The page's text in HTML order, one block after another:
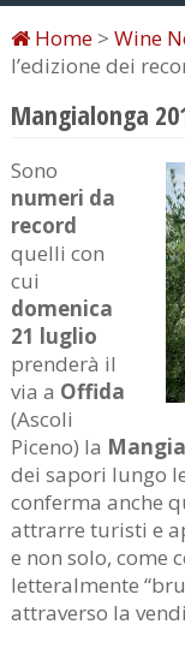
Home> Wine
l’edizione dei
Mangialonga
Sono
numeri da
record
quelli con
cui
domenica
21 luglio
prenderà il
via a Offida
(Ascoli
Piceno) la
dei sapori lungo
conferma anche
attrarre turisti e
e non solo, come
letteralmente
attraverso la